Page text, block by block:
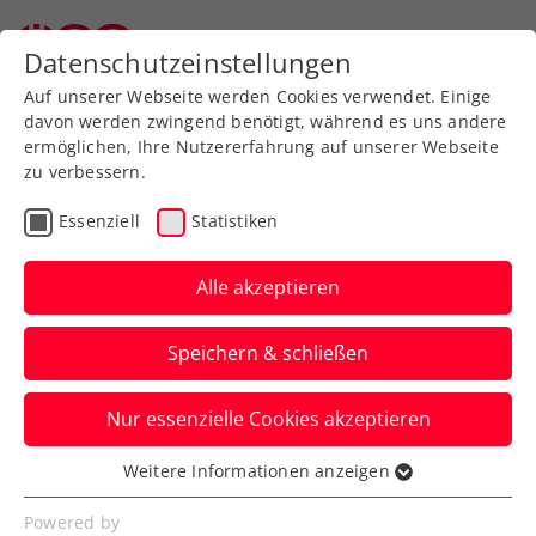
Zurück zur Newsübersicht
ITF Turniere
Senior:innen-Team-WM:
Ein guter 7. Platz für
Österreichs Herren 70
… die damit in Palm Beach Gardens
„ziemlich genau den Möglichkeiten
entsprechend“ abschneiden.
Verfasst von: Manuel Wachta, 20.05.2025
Datenschutzeinstellungen
Auf unserer Webseite werden Cookies verwendet. Einige
davon werden zwingend benötigt, während es uns andere
ermöglichen, Ihre Nutzererfahrung auf unserer Webseite
zu verbessern.
Essenziell Statistiken
Alle akzeptieren
Speichern & schließen
Nur essenzielle Cookies akzeptieren
Essenziell
Essenzielle Cookies werden für grundlegende
Weitere Informationen anzeigen
Powered by